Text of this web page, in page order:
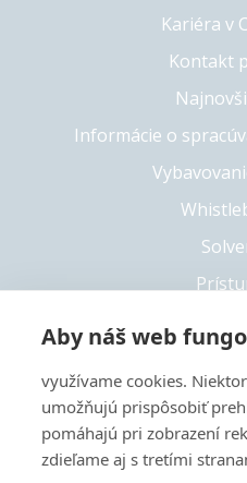
Kariéra v
Kontakt
Informácie o
Copyright
+421
Tento web je chránený
Aby náš web
využívame cookies.
umožňujú prispôsobiť
pomáhajú pri zobrazení
zdieľame aj s tretími